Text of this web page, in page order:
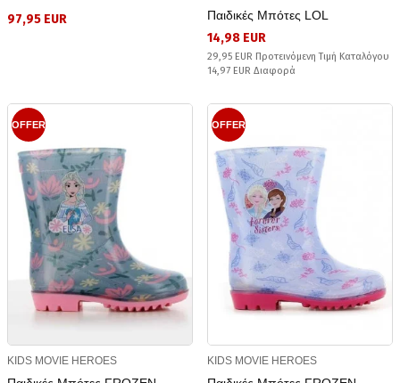
97,95 EUR Παιδικές Μπότες LOL
14,98 EUR
29,95 EUR Προτεινόμενη Τιμή Καταλόγου
14,97 EUR Διαφορά
OFFER
KIDS MOVIE HEROES
OFFER
KIDS MOVIE HEROES